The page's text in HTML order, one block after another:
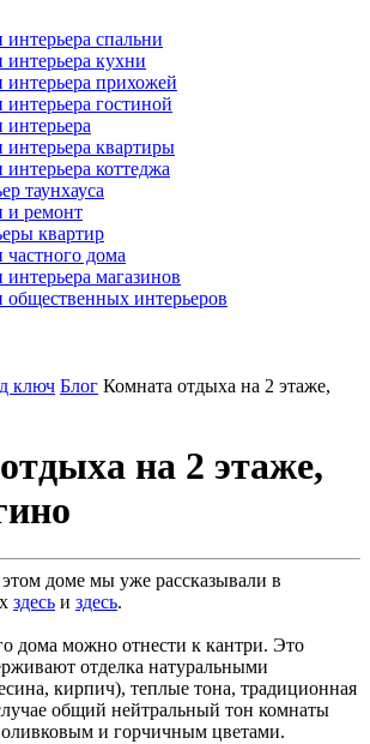
интерьера спальни
интерьера кухни
интерьера прихожей
интерьера гостиной
интерьера
интерьера квартиры
интерьера коттеджа
таунхауса
и ремонт
квартир
частного дома
интерьера магазинов
общественных интерьеров
ключ Блог Комната отдыха на 2 этаже,
на 2 этаже,
доме мы уже рассказывали в
здесь и здесь.
дома можно отнести к кантри. Это
отделка натуральными
кирпич), теплые тона, традиционная
общий нейтральный тон комнаты
оливковым и горчичным цветами.